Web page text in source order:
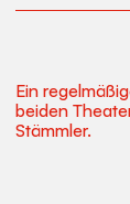
Ein
beiden
Stämmler.